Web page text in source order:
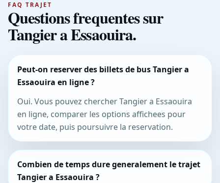
FAQ TRAJET
Questions frequentes sur
Tangier a Essaouira.
Peut-on reserver des billets de bus Tangier a
Essaouira en ligne ?
Oui. Vous pouvez chercher Tangier a Essaouira
en ligne, comparer les options affichees pour
votre date, puis poursuivre la reservation.
Combien de temps dure generalement le trajet
Tangier a Essaouira ?